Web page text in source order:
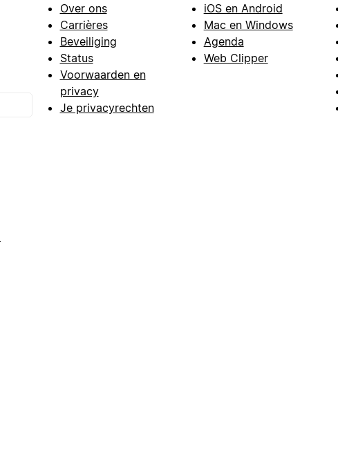
Over ons
Carrières
Beveiliging
Status
Voorwaarden en
privacy
Je privacyrechten
iOS en Android
Mac en Windows
Agenda
Web Clipper